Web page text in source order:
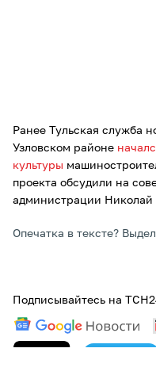
Ранее Тульская служба
Узловском районе
культуры
проекта обсудили на
администрации Николай
Опечатка в тексте?
Подписывайтесь на